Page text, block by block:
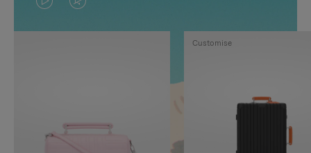
VIDEO
IS
GEPAUZEERD,
OP
HET
GELUID
Customise